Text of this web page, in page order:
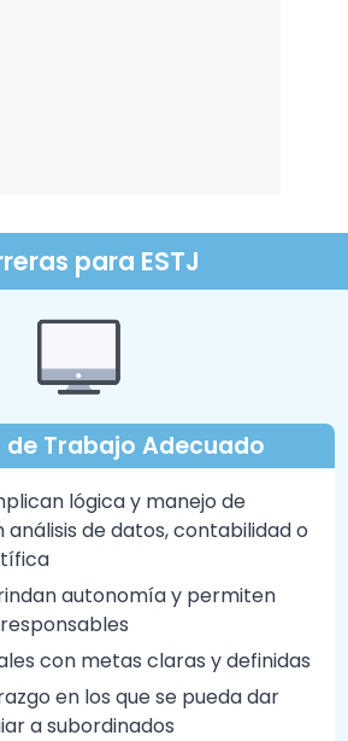
para ESTJ
Trabajo Adecuado
lógica y manejo de
de datos, contabilidad o
autonomía y permiten
con metas claras y definidas
en los que se pueda dar
a subordinados